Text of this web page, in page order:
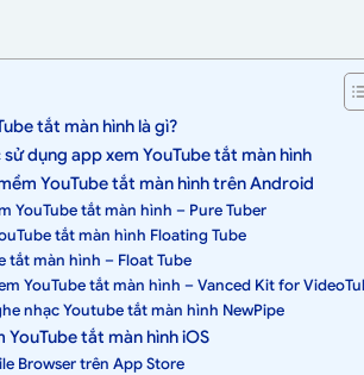
tắt màn hình là gì?
sử dụng app xem YouTube tắt màn hình
YouTube tắt màn hình trên Android
YouTube tắt màn hình – Pure Tuber
tắt màn hình Floating Tube
tắt màn hình – Float Tube
YouTube tắt màn hình – Vanced Kit for
nhạc Youtube tắt màn hình NewPipe
YouTube tắt màn hình iOS
Browser trên App Store